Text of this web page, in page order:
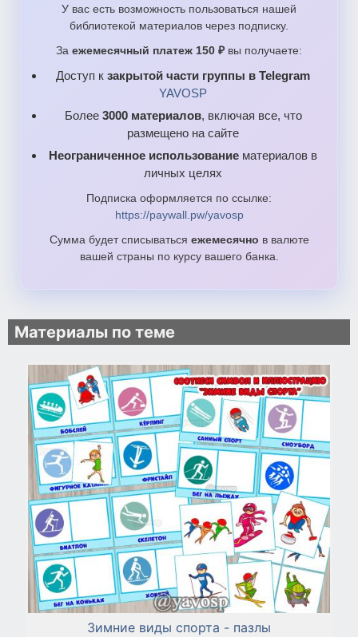
У вас есть возможность пользоваться нашей
библиотекой материалов через подписку.
За ежемесячный платеж 150 ₽ вы получаете:
Доступ к закрытой части группы в Telegram
YAVOSP
Более 3000 материалов, включая все, что
размещено на сайте
Неограниченное использование материалов в
личных целях
Подписка оформляется по ссылке:
https://paywall.pw/yavosp
Сумма будет списываться ежемесячно в валюте
вашей страны по курсу вашего банка.
Материалы по теме
Зимние виды спорта - пазлы